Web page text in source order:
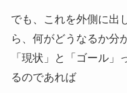
でも、これを外側に出
ら、何がどうなるか分
「現状」と「ゴール
るのであれば